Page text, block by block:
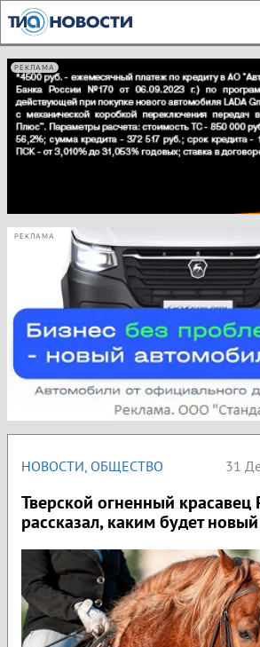
РЕКЛАМА
РЕКЛАМА
НОВОСТИ, ОБЩЕСТВО 31
Тверской огненный красавец
рассказал, каким будет